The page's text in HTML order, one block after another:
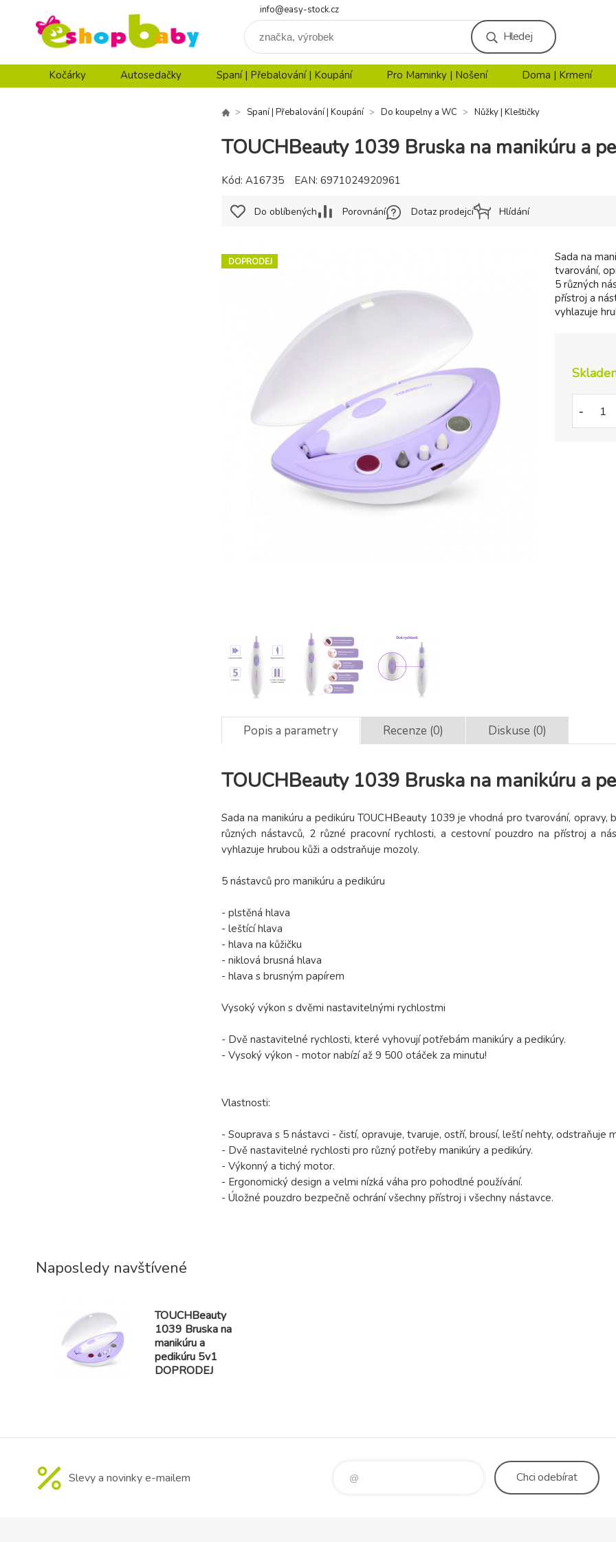
info@easy-stock.cz
Hledej
Kočárky Autosedačky Spaní | Přebalování | Koupání Pro Maminky | Nošení Doma | Krmení
Spaní | Přebalování | Koupání Do koupelny a WC Nůžky | Kleštičky
TOUCHBeauty 1039 Bruska na manikúru a
DOPRODEJ
Sada na
tvarování,
5 různých
přístroj a
vyhlazuje
-
Kód: A16735 EAN: 6971024920961
Do oblíbených Porovnání Dotaz prodejci Hlídání
Popis a parametry Recenze (0) Diskuse (0)
TOUCHBeauty 1039 Bruska na manikúru a
Sada na manikúru a pedikúru TOUCHBeauty 1039 je vhodná pro tvarování,
různých nástavců, 2 různé pracovní rychlosti, a cestovní pouzdro na přístroj a
vyhlazuje hrubou kůži a odstraňuje mozoly.
5 nástavců pro manikúru a pedikúru
- plstěná hlava
- leštící hlava
- hlava na kůžičku
- niklová brusná hlava
- hlava s brusným papírem
Vysoký výkon s dvěmi nastavitelnými rychlostmi
- Dvě nastavitelné rychlosti, které vyhovují potřebám manikúry a pedikúry.
- Vysoký výkon - motor nabízí až 9 500 otáček za minutu!
Vlastnosti:
- Souprava s 5 nástavci - čistí, opravuje, tvaruje, ostří, brousí, leští nehty, odstraňuje
- Dvě nastavitelné rychlosti pro různý potřeby manikúry a pedikúry.
- Výkonný a tichý motor.
- Ergonomický design a velmi nízká váha pro pohodlné používání.
- Úložné pouzdro bezpečně ochrání všechny přístroj i všechny nástavce.
Naposledy navštívené
TOUCHBeauty
1039 Bruska na
manikúru a
pedikúru 5v1
DOPRODEJ
Slevy a novinky e-mailem Chciodebírat